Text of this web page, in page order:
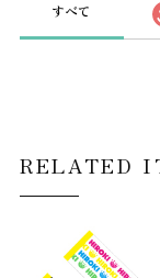
すべて
RELATED